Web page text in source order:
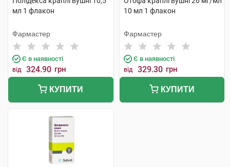
мл 1 флакон
Фармастер
Є в наявності
від 324.90 грн
КУПИТИ
10 мл 1 флакон
Фармастер
Є в наявності
від 329.30 грн
КУПИТИ